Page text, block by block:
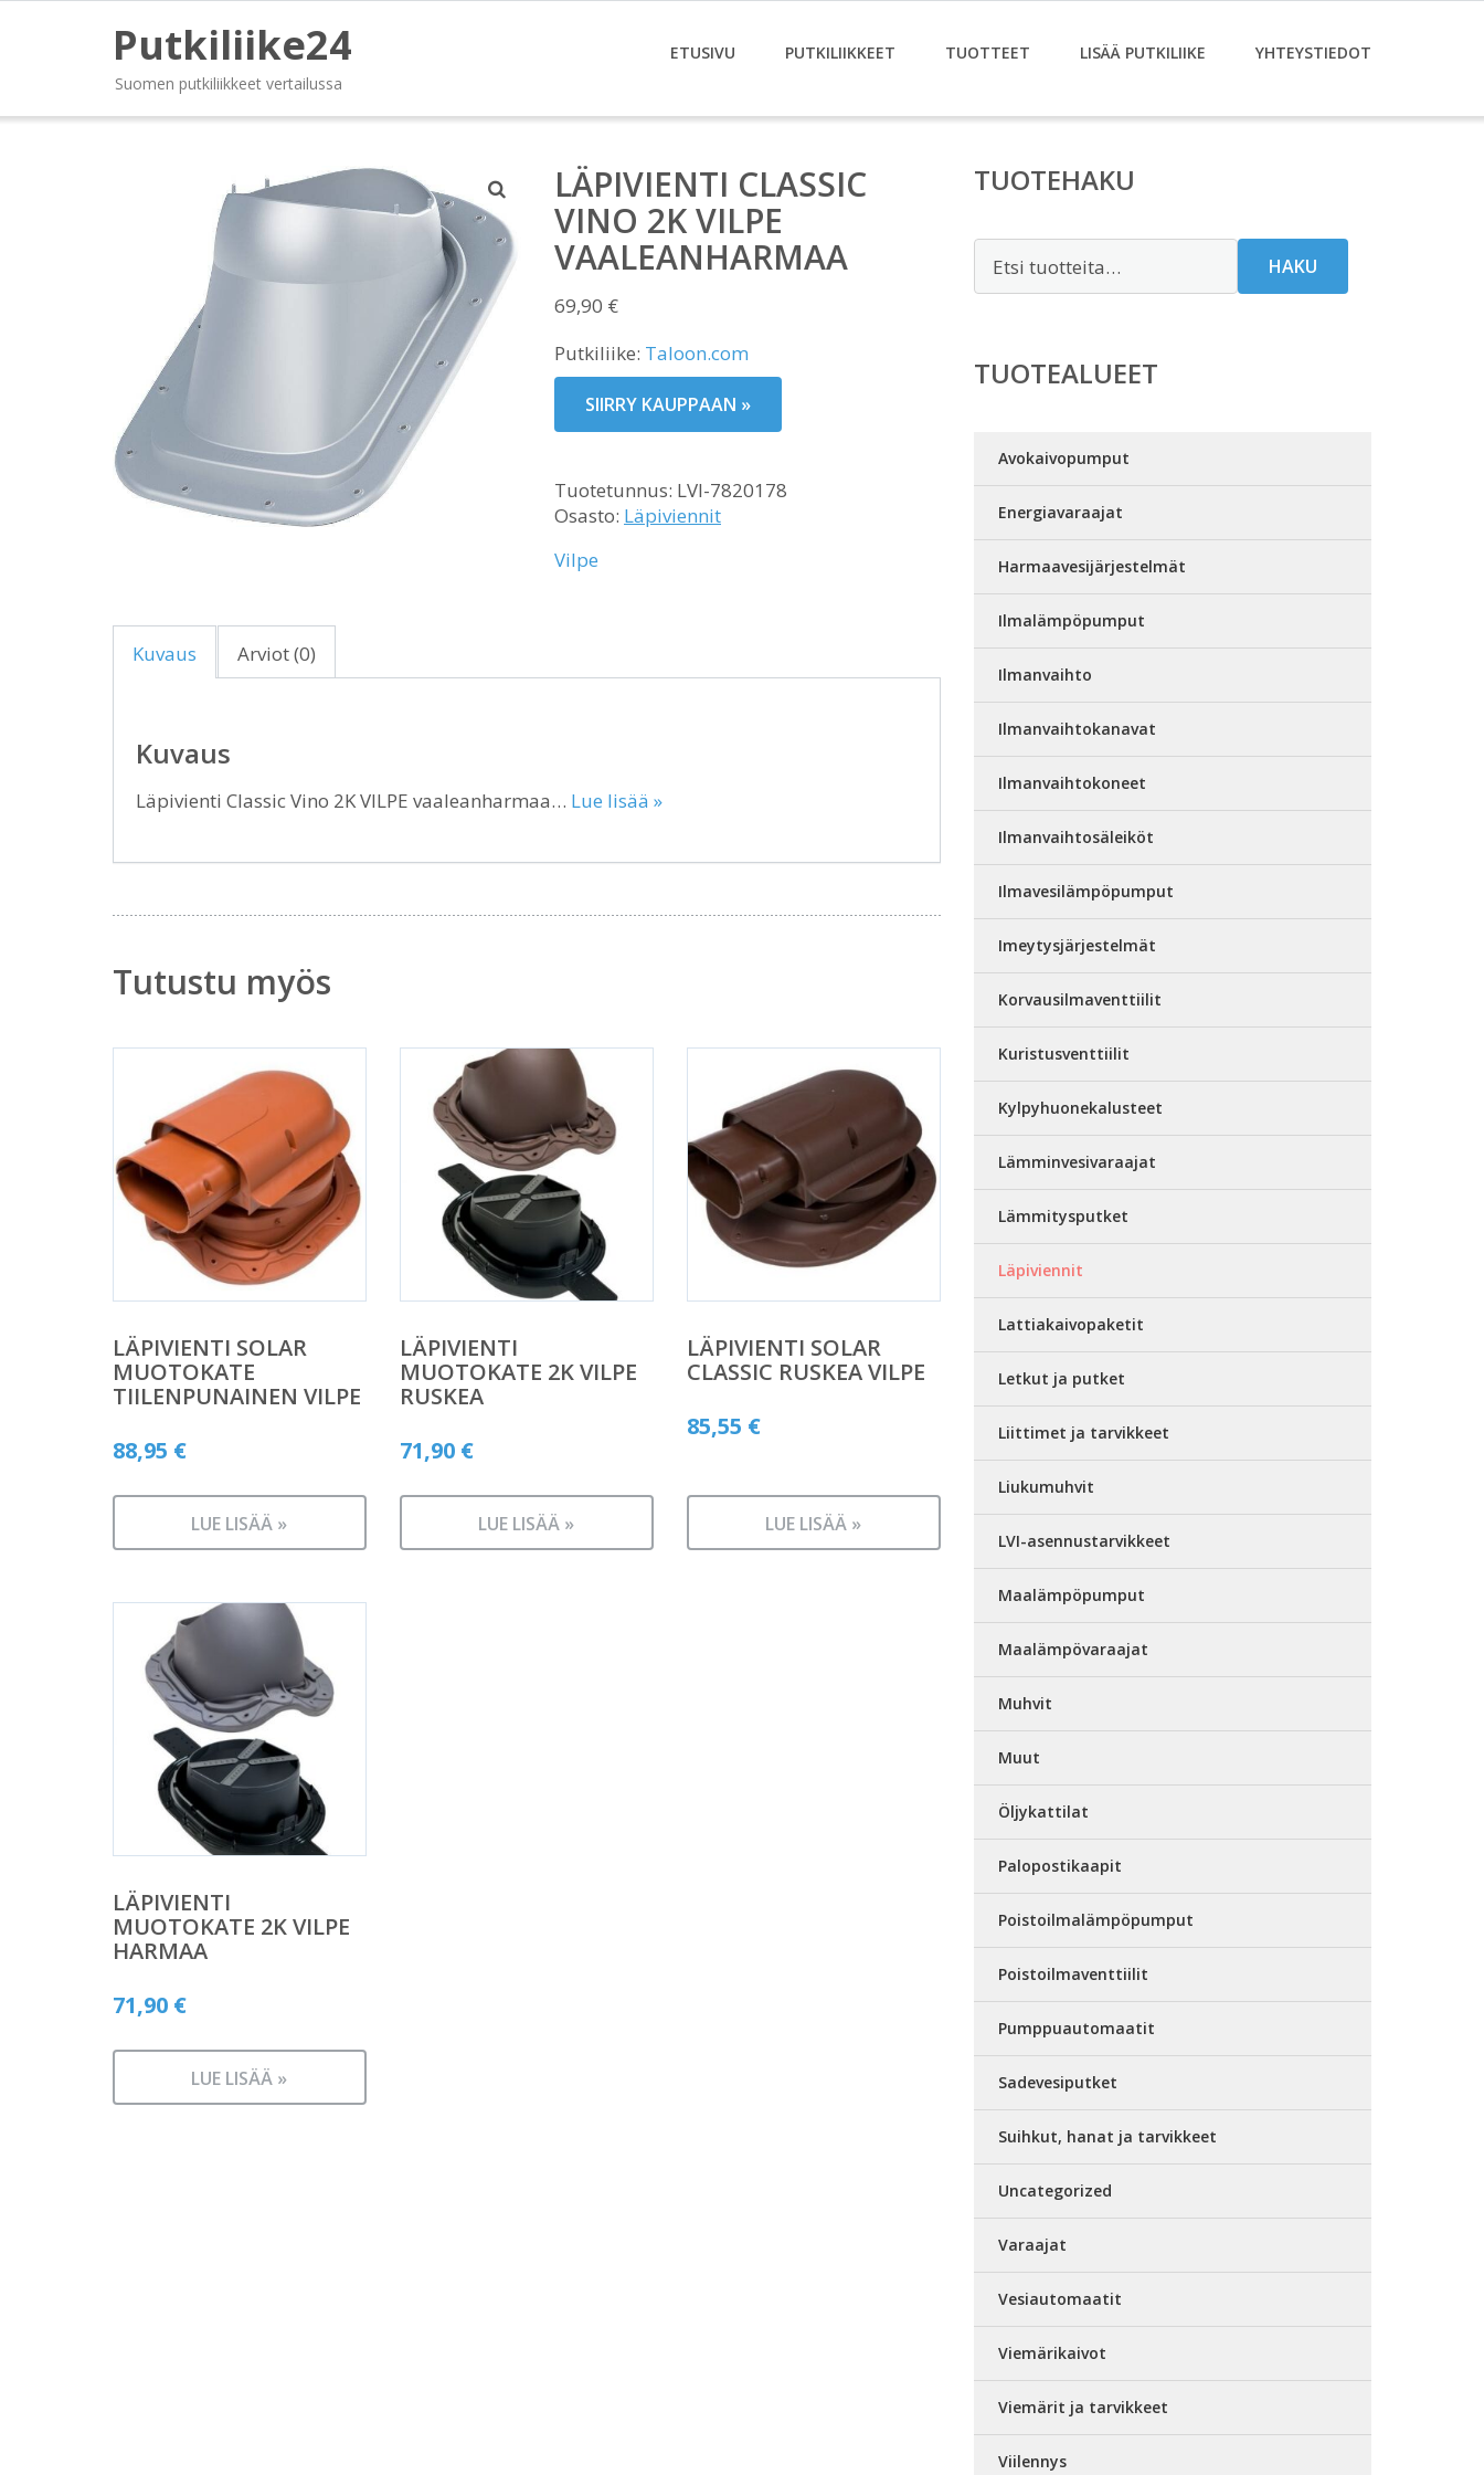
Putkiliike24
Suomen putkiliikkeet vertailussa
ETUSIVU PUTKILIIKKEET TUOTTEET LISÄÄ PUTKILIIKE YHTEYSTIEDOT
LÄPIVIENTI CLASSIC
VINO 2K VILPE
VAALEANHARMAA
69,90 €
Putkiliike: Taloon.com
SIIRRY KAUPPAAN »
Tuotetunnus: LVI-7820178
Osasto: Läpiviennit
Vilpe
Kuvaus Arviot (0)
Kuvaus
Läpivienti Classic Vino 2K VILPE vaaleanharmaa… Lue lisää »
Tutustu myös
LÄPIVIENTI SOLAR
MUOTOKATE
TIILENPUNAINEN VILPE
88,95 €
LUE LISÄÄ »
LÄPIVIENTI
MUOTOKATE 2K VILPE
RUSKEA
71,90 €
LUE LISÄÄ »
LÄPIVIENTI SOLAR
CLASSIC RUSKEA VILPE
85,55 €
LUE LISÄÄ »
LÄPIVIENTI
MUOTOKATE 2K VILPE
HARMAA
71,90 €
LUE LISÄÄ »
TUOTEHAKU
HAKU
TUOTEALUEET
Avokaivopumput
Energiavaraajat
Harmaavesijärjestelmät
Ilmalämpöpumput
Ilmanvaihto
Ilmanvaihtokanavat
Ilmanvaihtokoneet
Ilmanvaihtosäleiköt
Ilmavesilämpöpumput
Imeytysjärjestelmät
Korvausilmaventtiilit
Kuristusventtiilit
Kylpyhuonekalusteet
Lämminvesivaraajat
Lämmitysputket
Läpiviennit
Lattiakaivopaketit
Letkut ja putket
Liittimet ja tarvikkeet
Liukumuhvit
LVI-asennustarvikkeet
Maalämpöpumput
Maalämpövaraajat
Muhvit
Muut
Öljykattilat
Palopostikaapit
Poistoilmalämpöpumput
Poistoilmaventtiilit
Pumppuautomaatit
Sadevesiputket
Suihkut, hanat ja tarvikkeet
Uncategorized
Varaajat
Vesiautomaatit
Viemärikaivot
Viemärit ja tarvikkeet
Viilennys